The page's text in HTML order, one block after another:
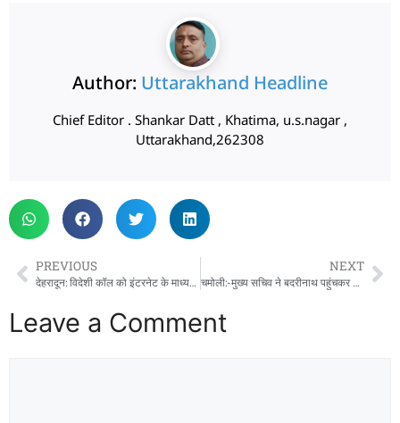
Author: Uttarakhand Headline
Chief Editor . Shankar Datt , Khatima, u.s.nagar ,
Uttarakhand,262308
PREVIOUS
देहरादून: विदेशी कॉल को इंटरनेट के माध्यम से भारतीय नंबरों पर डाइवर्ट कराने वाली कंपनी का एसटीएफ उत्तराखंड ने भांडाफोड किया
NEXT
चमोली:-मुख्य सचिव ने बदरीनाथ पहुंचकर चारधाम यात्रा व्यवस्था और पुनर्निर्माण कार्यो का लिया जाय जा।* मुख्य सचिव श्रीमती राधा रतूड़ी ने गुरूवार को बदरीनाथ पहुंच कर चारधाम यात्रा व्यवस्थाओं और पुर्नर्निमाण कार्यो का स्थलीय निरीक्षण किया।
Leave a Comment